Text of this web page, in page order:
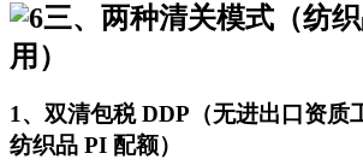
三、两种清关模式（纺
用）
1、双清包税 DDP（无进出口资质
纺织品 PI 配额）